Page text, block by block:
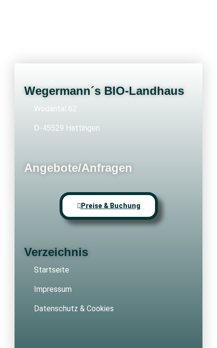
Wegermann´s BIO-Landhaus
Wodantal 62
D-45529 Hattingen
Angebote/Anfragen
Preise & Buchung
Verzeichnis
Startseite
Impressum
Datenschutz & Cookies